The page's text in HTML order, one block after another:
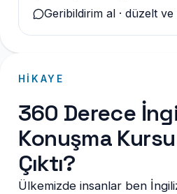
Geribildirim al · düzelt
HIKAYE
360 Derece
Konuşma
Çıktı?
Ülkemizde insanlar ben